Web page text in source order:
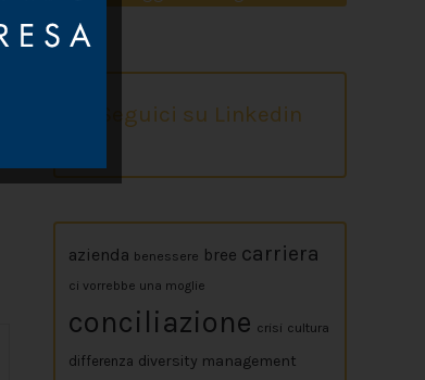
Seguici su Linkedin
azienda benessere bree carriera
ci vorrebbe una moglie
conciliazione crisi cultura
differenza diversity management